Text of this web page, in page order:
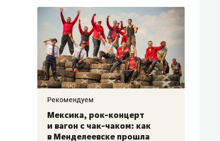
Рекомендуем
Мексика, рок-концерт
и вагон с чак-чаком: как
в Менделеевске прошла